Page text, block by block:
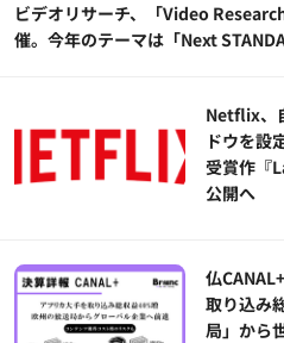
ビデオリサーチ、「Video
催。今年のテーマは「Next
Netflix、
ドウを設
受賞作『
公開へ
仏
取り込み
局」から